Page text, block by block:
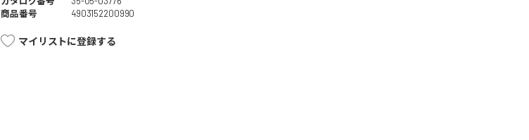
商品番号
4903152200990
マイリストに登録する